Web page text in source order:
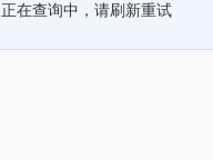
正在查询中，请刷新重试